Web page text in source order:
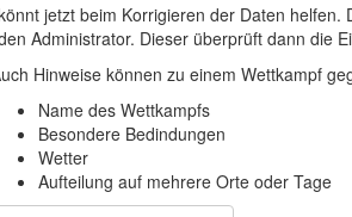
jetzt beim Korrigieren der Daten
Administrator. Dieser überprüft dann die
Hinweise können zu einem Wettkampf
Name des Wettkampfs
Besondere Bedindungen
Wetter
Aufteilung auf mehrere Orte oder Tage